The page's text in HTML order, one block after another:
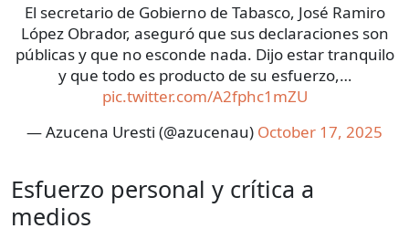
El secretario de Gobierno de Tabasco, José Ramiro
López Obrador, aseguró que sus declaraciones son
públicas y que no esconde nada. Dijo estar tranquilo
y que todo es producto de su esfuerzo,…
pic.twitter.com/A2fphc1mZU
— Azucena Uresti (@azucenau) October 17, 2025
Esfuerzo personal y crítica a
medios